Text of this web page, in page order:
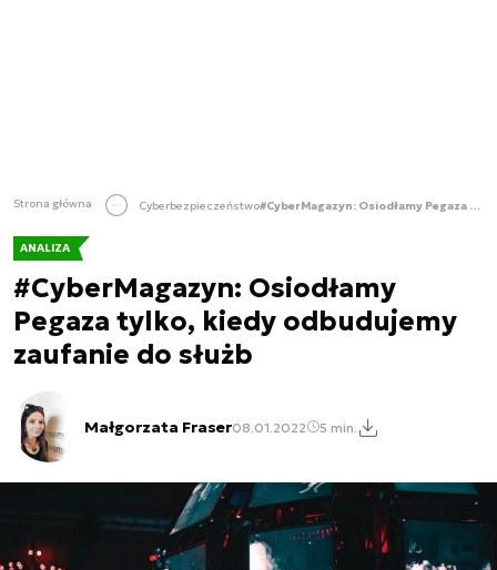
Strona główna Cyberbezpieczeństwo #CyberMagazyn: Osiodłamy Pegaza tylko, kiedy odbudujemy zaufanie do służb
ANALIZA
#CyberMagazyn: Osiodłamy
Pegaza tylko, kiedy odbudujemy
zaufanie do służb
Małgorzata Fraser08.01.2022 5 min.